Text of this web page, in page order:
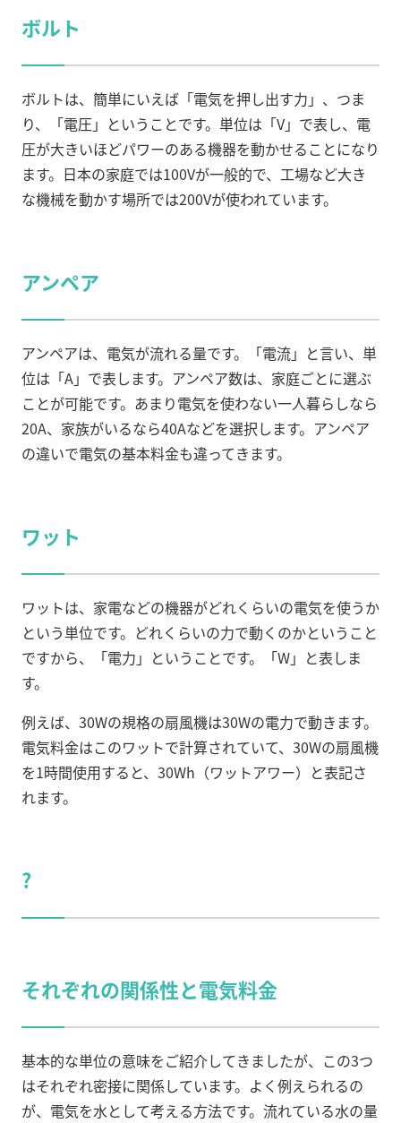
ボルト
ボルトは、簡単にいえば「電気を押し出す力」、つま
り、「電圧」ということです。単位は「V」で表し、電
圧が大きいほどパワーのある機器を動かせることになり
ます。日本の家庭では100Vが一般的で、工場など大き
な機械を動かす場所では200Vが使われています。
アンペア
アンペアは、電気が流れる量です。「電流」と言い、単
位は「A」で表します。アンペア数は、家庭ごとに選ぶ
ことが可能です。あまり電気を使わない一人暮らしなら
20A、家族がいるなら40Aなどを選択します。アンペア
の違いで電気の基本料金も違ってきます。
ワット
ワットは、家電などの機器がどれくらいの電気を使うか
という単位です。どれくらいの力で動くのかということ
ですから、「電力」ということです。「W」と表しま
す。
例えば、30Wの規格の扇風機は30Wの電力で動きます。
電気料金はこのワットで計算されていて、30Wの扇風機
を1時間使用すると、30Wh（ワットアワー）と表記さ
れます。
?
それぞれの関係性と電気料金
基本的な単位の意味をご紹介してきましたが、この3つ
はそれぞれ密接に関係しています。よく例えられるの
が、電気を水として考える方法です。流れている水の量